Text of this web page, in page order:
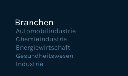
Branchen
Automobilindustrie
Chemieindustrie
Energiewirtschaft
Gesundheitswesen
Industrie